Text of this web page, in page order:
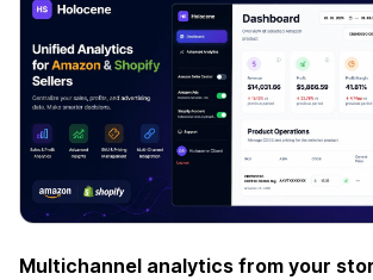
Multichannel analytics from your